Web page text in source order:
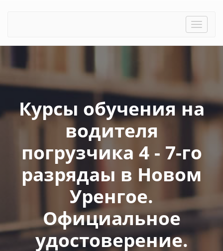
Toggle
Курсы обучения на
водителя
погрузчика 4 - 7-го
разрядаы в Новом
Уренгое.
Официальное
удостоверение.